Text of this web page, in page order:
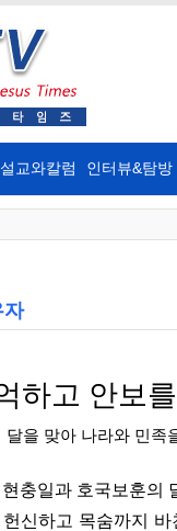
설교와칼럼 인터뷰&탐방
자
하고 안보
달을 맞아 나라와 민족
충일과 호국보훈의
신하고 목숨까지